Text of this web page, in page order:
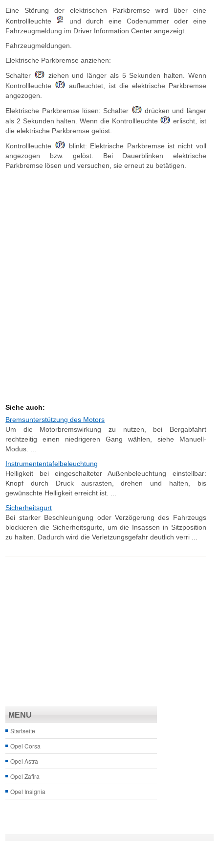
Eine Störung der elektrischen Parkbremse wird über eine
Kontrollleuchte
und durch eine Codenummer oder eine
Fahrzeugmeldung im Driver Information Center angezeigt.
Fahrzeugmeldungen.
Elektrische Parkbremse anziehen:
Schalter
ziehen und länger als 5 Sekunden halten. Wenn
Kontrollleuchte
aufleuchtet, ist die elektrische Parkbremse
angezogen.
Elektrische Parkbremse lösen: Schalter
drücken und länger
als 2 Sekunden halten. Wenn die Kontrollleuchte
erlischt, ist
die elektrische Parkbremse gelöst.
Kontrollleuchte
blinkt: Elektrische Parkbremse ist nicht voll
angezogen bzw. gelöst. Bei Dauerblinken elektrische
Parkbremse lösen und versuchen, sie erneut zu betätigen.
Siehe auch:
Bremsunterstützung des Motors
Um die Motorbremswirkung zu nutzen, bei Bergabfahrt
rechtzeitig einen niedrigeren Gang wählen, siehe Manuell-
Modus. ...
Instrumententafelbeleuchtung
Helligkeit bei eingeschalteter Außenbeleuchtung einstellbar:
Knopf durch Druck ausrasten, drehen und halten, bis
gewünschte Helligkeit erreicht ist. ...
Sicherheitsgurt
Bei starker Beschleunigung oder Verzögerung des Fahrzeugs
blockieren die Sicherheitsgurte, um die Insassen in Sitzposition
zu halten. Dadurch wird die Verletzungsgefahr deutlich verri ...
MENU
Startseite
Opel Corsa
Opel Astra
Opel Zafira
Opel Insignia